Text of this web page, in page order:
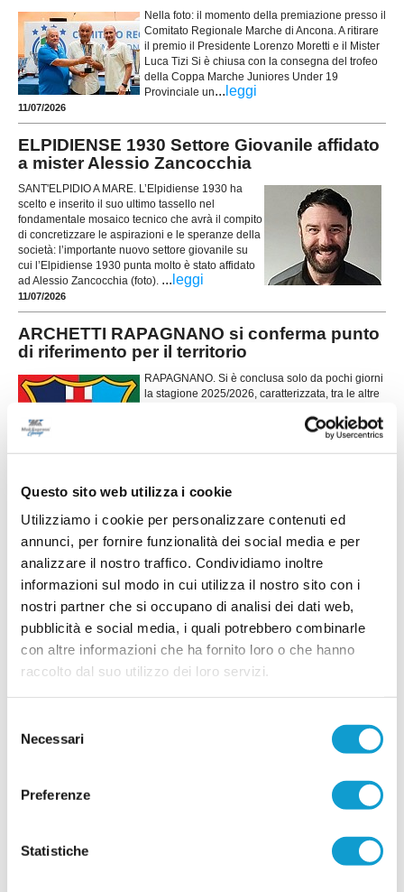
Questo sito web utilizza i cookie
Utilizziamo i cookie per personalizzare contenuti ed
annunci, per fornire funzionalità dei social media e per
analizzare il nostro traffico. Condividiamo inoltre
informazioni sul modo in cui utilizza il nostro sito con i
nostri partner che si occupano di analisi dei dati web,
pubblicità e social media, i quali potrebbero combinarle
con altre informazioni che ha fornito loro o che hanno
raccolto dal suo utilizzo dei loro servizi.
delNecessari
Preferenze
Statistiche
Nella foto: il momento della premiazione presso il
Comitato Regionale Marche di Ancona. A ritirare
il premio il Presidente Lorenzo Moretti e il Mister
Luca Tizi Si è chiusa con la consegna del trofeo
della Coppa Marche Juniores Under 19
Provinciale un... leggi
11/07/2026
ELPIDIENSE 1930 Settore Giovanile affidato
a mister Alessio Zancocchia
SANT'ELPIDIO A MARE. L’Elpidiense 1930 ha
scelto e inserito il suo ultimo tassello nel
fondamentale mosaico tecnico che avrà il compito
di concretizzare le aspirazioni e le speranze della
società: l’importante nuovo settore giovanile su
cui l’Elpidiense 1930 punta molto è stato affidato
ad Alessio Zancocchia (foto). ... leggi
11/07/2026
ARCHETTI RAPAGNANO si conferma punto
di riferimento per il territorio
RAPAGNANO. Si è conclusa solo da pochi giorni
la stagione 2025/2026, caratterizzata, tra le altre
parte della società Archetti Rapagnano: si tratta
della terza conquistata in due anni. Sono in vista
importanti novità per quanto riguarda lo staff
10/07/2026
PORTO S.ELPIDIO. Stortini: "Settore
giovanile alla base del progetto"
racconta nella sua prima intervista ufficiale. Presidente, qu ...leggi
08/07/2026
FERMANA e USA FERMO insieme per
rilanciare il settore giovanile
società gialloblù ha infatti ufficializzato un
accordo di collaborazione con l'USA Fermo 2021,